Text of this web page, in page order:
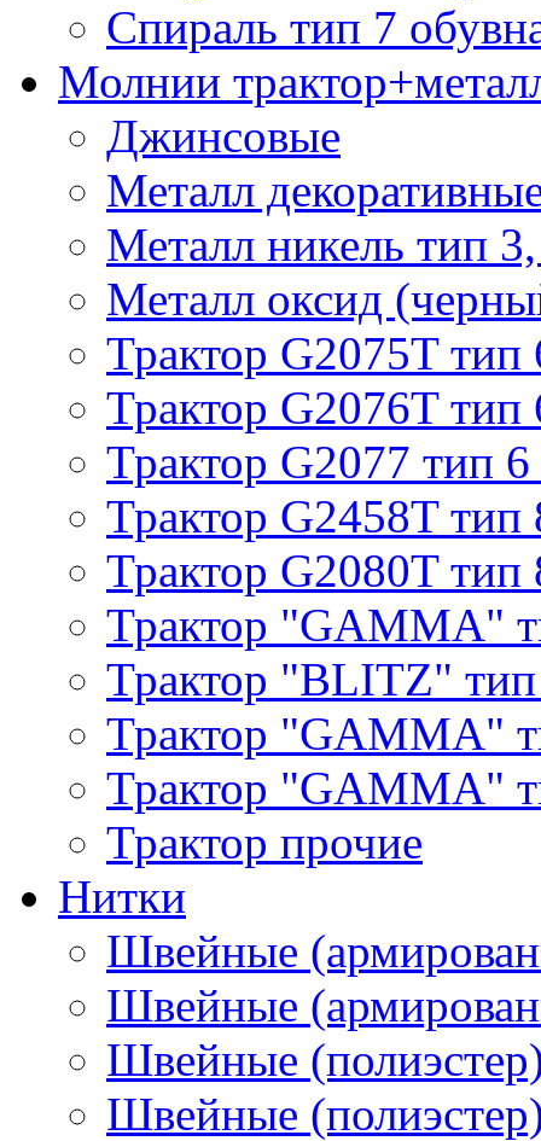
Спираль тип 7
Молнии
Джинсовые
Металл
Металл никель тип
Металл оксид
Трактор G2075T тип
Трактор G2076T тип
Трактор G2077 тип 6
Трактор G2458T тип
Трактор G2080T тип
Трактор "GAMMA"
Трактор "BLITZ"
Трактор "GAMMA"
Трактор "GAMMA"
Трактор прочие
Нитки
Швейные
Швейные
Швейные
Швейные